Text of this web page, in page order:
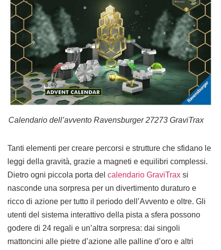
Calendario dell’avvento Ravensburger 27273 GraviTrax
Tanti elementi per creare percorsi e strutture che sfidano le
leggi della gravità, grazie a magneti e equilibri complessi.
Dietro ogni piccola porta del calendario GraviTrax si
nasconde una sorpresa per un divertimento duraturo e
ricco di azione per tutto il periodo dell’Avvento e oltre. Gli
utenti del sistema interattivo della pista a sfera possono
godere di 24 regali e un’altra sorpresa: dai singoli
mattoncini alle pietre d’azione alle palline d’oro e altri